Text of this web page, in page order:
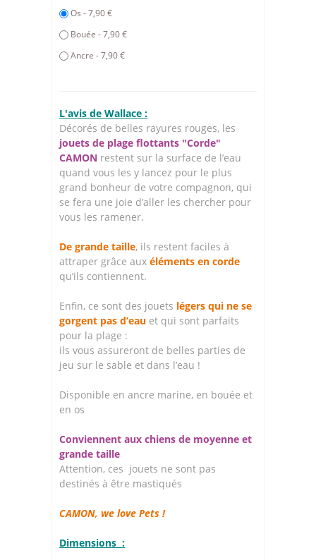
Os - 7,90 €
Bouée - 7,90 €
Ancre - 7,90 €
L'avis de Wallace :
Décorés de belles rayures rouges, les
jouets de plage flottants "Corde"
CAMON restent sur la surface de l’eau
quand vous les y lancez pour le plus
grand bonheur de votre compagnon, qui
se fera une joie d’aller les chercher pour
vous les ramener.
De grande taille, ils restent faciles à
attraper grâce aux éléments en corde
qu’ils contiennent.
Enfin, ce sont des jouets légers qui ne se
gorgent pas d’eau et qui sont parfaits
pour la plage :
ils vous assureront de belles parties de
jeu sur le sable et dans l’eau !
Disponible en ancre marine, en bouée et
en os
Conviennent aux chiens de moyenne et
grande taille
Attention, ces jouets ne sont pas
destinés à être mastiqués
CAMON, we love Pets !
Dimensions :